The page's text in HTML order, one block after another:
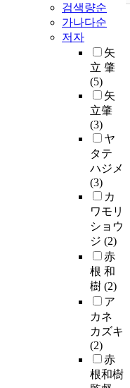
검색량순
가나다순
저자
矢
立 肇
(5)
矢
立肇
(3)
ヤ
タテ
ハジメ
(3)
カ
ワモリ
ショウ
ジ (2)
赤
根 和
樹 (2)
ア
カネ
カズキ
(2)
赤
根和樹